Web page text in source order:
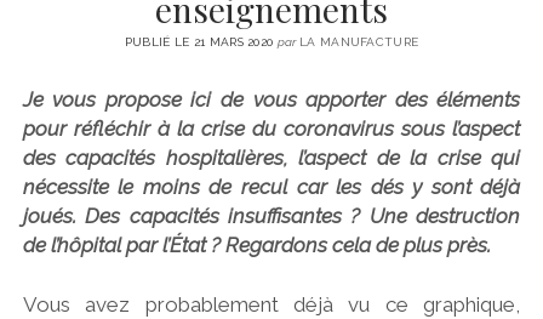
enseignements
PUBLIÉ LE 21 MARS 2020 parLA MANUFACTURE
Je vous propose ici de vous apporter des éléments
pour réfléchir à la crise du coronavirus sous l’aspect
des capacités hospitalières, l’aspect de la crise qui
nécessite le moins de recul car les dés y sont déjà
joués. Des capacités insuffisantes ? Une destruction
de l’hôpital parl’État? Regardons cela de plus près.
Vous avez probablement déjà vu ce graphique,